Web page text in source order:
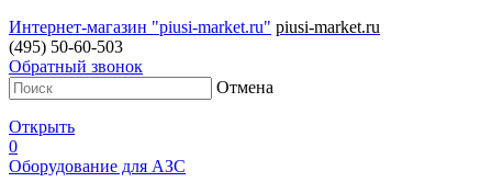
Интернет-магазин "piusi-market.ru" piusi-market.ru
(495) 50-60-503
Обратный звонок
Отмена
Открыть
0
Оборудование для АЗС